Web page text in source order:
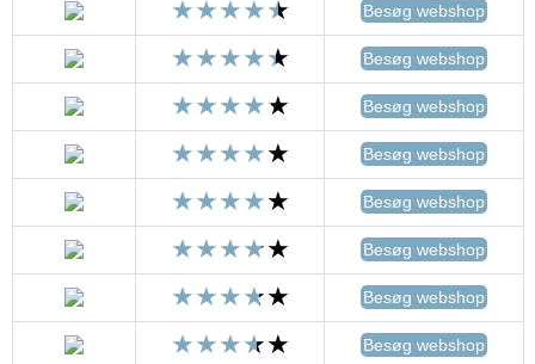
Besøg webshop
Besøg webshop
Besøg webshop
Besøg webshop
Besøg webshop
Besøg webshop
Besøg webshop
Besøg webshop